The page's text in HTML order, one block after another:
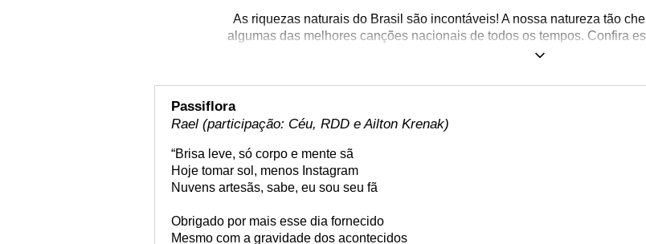
As riquezas naturais do Brasil são incontáveis! A nossa natureza tão
algumas das melhores canções nacionais de todos os tempos. Confira
playlist que vai te fazer se apaixonar ainda mais por
Passiflora
Rael (participação: Céu, RDD e Ailton Krenak)
“Brisa leve, só corpo e mente sã
Hoje tomar sol, menos Instagram
Nuvens artesãs, sabe, eu sou seu fã
Obrigado por mais esse dia fornecido
Mesmo com a gravidade dos acontecidos